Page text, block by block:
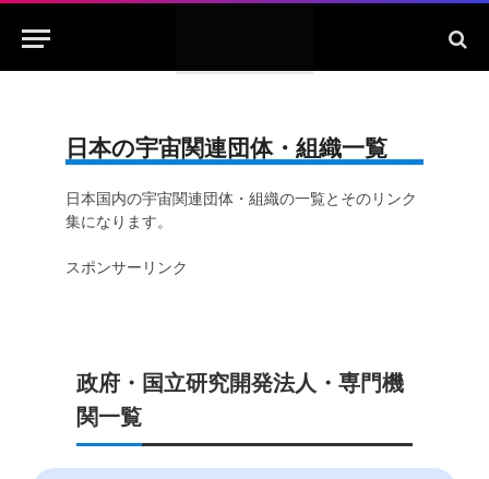
日本の宇宙関連団体・組織一覧
日本国内の宇宙関連団体・組織の一覧とそのリンク
集になります。
スポンサーリンク
政府・国立研究開発法人・専門機
関一覧